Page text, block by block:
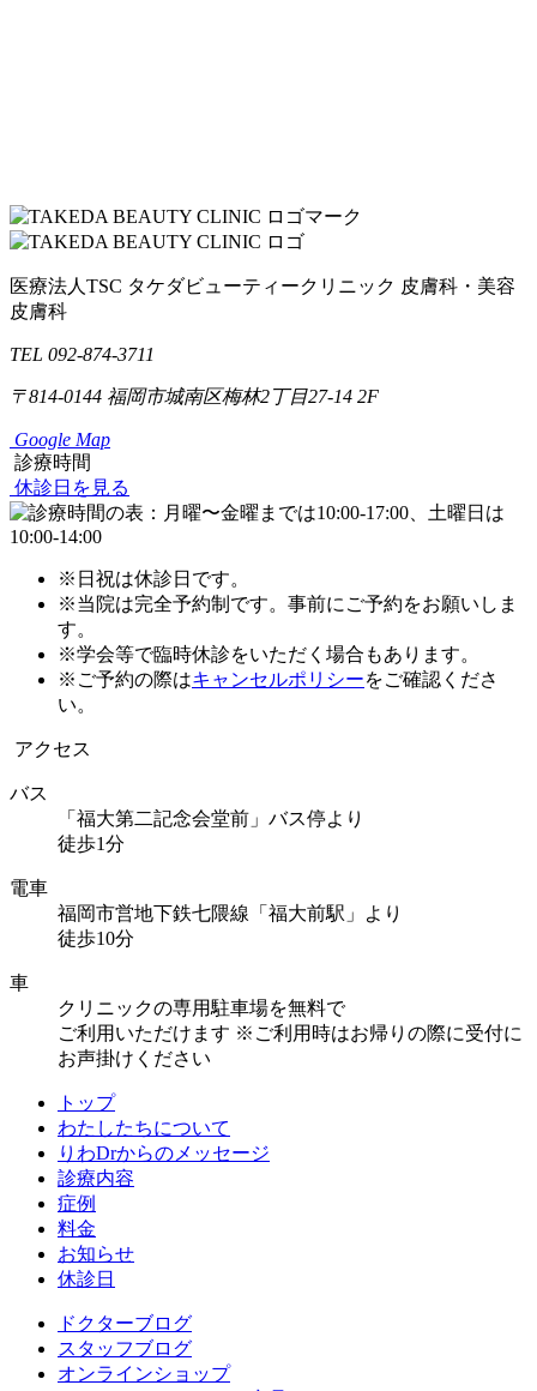
医療法人TSC タケダビューティークリニック 皮膚科・美容
皮膚科
TEL 092-874-3711
〒814-0144 福岡市城南区梅林2丁目27-14 2F
Google Map
診療時間
休診日を見る
※日祝は休診日です。
※当院は完全予約制です。事前にご予約をお願いしま
す。
※学会等で臨時休診をいただく場合もあります。
※ご予約の際はキャンセルポリシーをご確認くださ
い。
アクセス
バス
「福大第二記念会堂前」バス停より
徒歩1分
電車
福岡市営地下鉄七隈線「福大前駅」より
徒歩10分
車
クリニックの専用駐車場を無料で
ご利用いただけます ※ご利用時はお帰りの際に受付に
お声掛けください
トップ
わたしたちについて
りわDrからのメッセージ
診療内容
症例
料金
お知らせ
休診日
ドクターブログ
スタッフブログ
オンラインショップ